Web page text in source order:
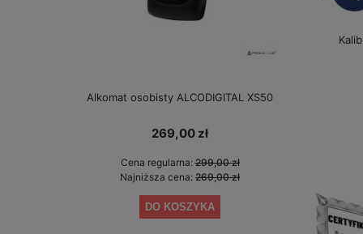
Alkomat osobisty ALCODIGITAL XS50
269,00 zł
Cena regularna:299,00 zł
Najniższa cena: 269,00 zł
DO KOSZYKA
Alkomat